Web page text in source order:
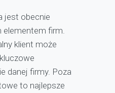
jest obecnie
firm.
klient może
danej firmy. Poza
to najlepsze